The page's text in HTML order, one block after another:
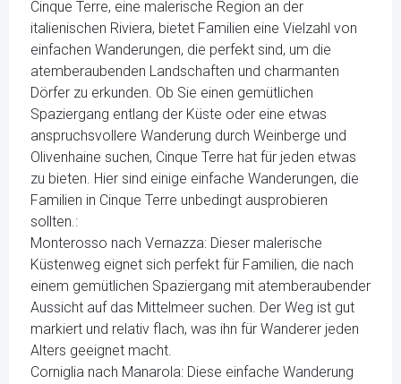
Cinque Terre, eine malerische Region an der
italienischen Riviera, bietet Familien eine Vielzahl von
einfachen Wanderungen, die perfekt sind, um die
atemberaubenden Landschaften und charmanten
Dörfer zu erkunden. Ob Sie einen gemütlichen
Spaziergang entlang der Küste oder eine etwas
anspruchsvollere Wanderung durch Weinberge und
Olivenhaine suchen, Cinque Terre hat für jeden etwas
zu bieten. Hier sind einige einfache Wanderungen, die
Familien in Cinque Terre unbedingt ausprobieren
sollten.:
Monterosso nach Vernazza: Dieser malerische
Küstenweg eignet sich perfekt für Familien, die nach
einem gemütlichen Spaziergang mit atemberaubender
Aussicht auf das Mittelmeer suchen. Der Weg ist gut
markiert und relativ flach, was ihn für Wanderer jeden
Alters geeignet macht.
Corniglia nach Manarola: Diese einfache Wanderung